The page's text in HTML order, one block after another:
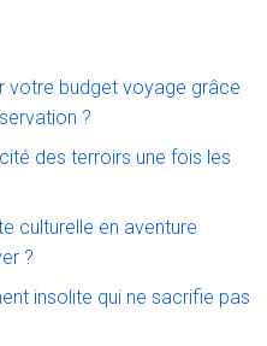
votre budget voyage grâce
?
des terroirs une fois les
culturelle en aventure
?
insolite qui ne sacrifie pas